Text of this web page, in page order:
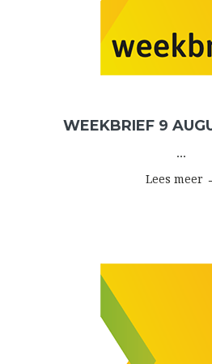
WEEKBRIEF 9
...
Lees meer